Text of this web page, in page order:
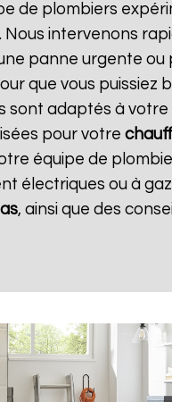
de plombiers
Nous intervenons
panne urgente ou
que vous puissiez
sont adaptés à
pour votre
équipe de
électriques ou à
, ainsi que des